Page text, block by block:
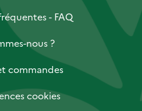
- FAQ
nous ?
commandes
cookies